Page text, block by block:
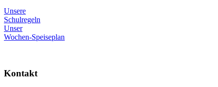
Unsere
Schulregeln
Unser
Wochen-Speiseplan
Kontakt